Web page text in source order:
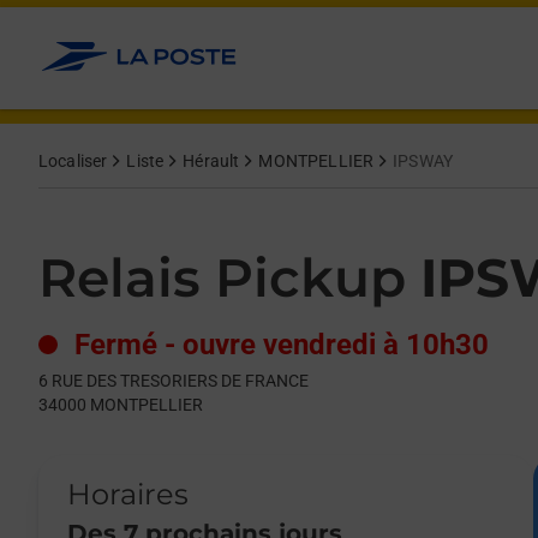
Allez au contenu
Localiser Liste Hérault MONTPELLIER IPSWAY
Relais Pickup
Fermé - ouvre vendredi à 10h30
6 RUE DES TRESORIERS DE FRANCE
34000 MONTPELLIER
Horaires
Day of the WeekHours
Get directions to Relais Pickup at 6 RUE DES TRESORIERS DE
lien s'ouvre dans un nouvel onglet